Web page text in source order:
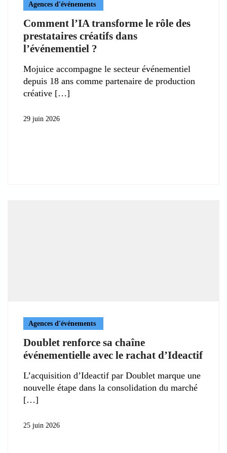
Agences d'événements
Comment l’IA transforme le rôle des
prestataires créatifs dans
l’événementiel ?
Mojuice accompagne le secteur événementiel
depuis 18 ans comme partenaire de production
créative
29 juin 2026
Agences d'événements
Doublet renforce sa chaîne
événementielle avec le rachat d’Ideactif
L’acquisition d’Ideactif par Doublet marque une
nouvelle étape dans la consolidation du marché
25 juin 2026